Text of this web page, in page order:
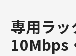
専用ラッ
10Mbps